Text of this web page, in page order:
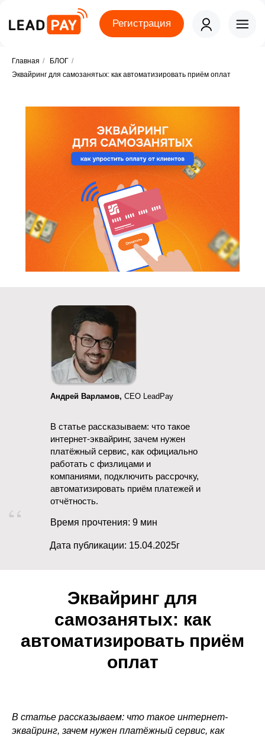
Регистрация
Главная / БЛОГ /
Эквайринг для самозанятых: как автоматизировать приём оплат
В статье рассказываем: что такое
интернет-эквайринг, зачем нужен
платёжный сервис, как официально
работать с физлицами и
компаниями, подключить рассрочку,
автоматизировать приём платежей и
отчётность.
Андрей Варламов, CEO LeadPay
Дата публикации: 15.04.2025г
Время прочтения: 9 мин
Эквайринг для
самозанятых: как
автоматизировать приём
оплат
В статье рассказываем: что такое интернет-
эквайринг, зачем нужен платёжный сервис, как